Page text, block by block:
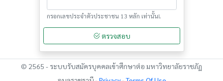
กรอกเลขประจำตัวประชาชน 13 หลัก เท่านั้น!.
ตรวจสอบ
© 2565 - ระบบรับสมัครบุคคลเข้าศึกษาต่อ มหาวิทยาลัยราชภัฏ